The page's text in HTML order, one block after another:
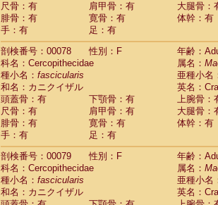
尺骨：有
肩甲骨：有
大腿骨：
腓骨：有
寛骨：有
体幹：有
手：有
足：有
剖検番号：00078
性別：F
年齢：
科名：Cercopithecidae
属名：
種小名： fascicularis
亜種小名
和名：カニクイザル
英名：
頭蓋骨：有
下顎骨：有
上腕骨：
尺骨：有
肩甲骨：有
大腿骨：
腓骨：有
寛骨：有
体幹：有
手：有
足：有
剖検番号：00079
性別：F
年齢：
科名：Cercopithecidae
属名：
種小名： fascicularis
亜種小名
和名：カニクイザル
英名：